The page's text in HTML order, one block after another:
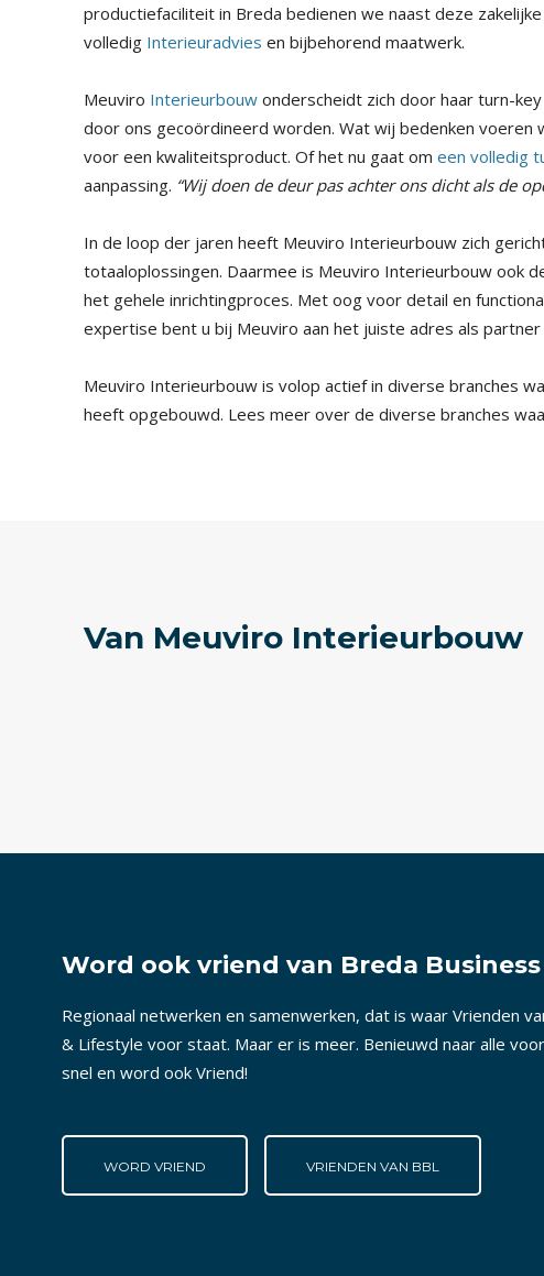
productiefaciliteit in Breda bedienen we naast deze
volledig Interieuradvies en bijbehorend maatwerk.
Meuviro Interieurbouw onderscheidt zich door haar turn-
door ons gecoördineerd worden. Wat wij bedenken voeren
voor een kwaliteitsproduct. Of het nu gaat om een volledig
aanpassing. “Wij doen de deur pas achter ons dicht als de
In de loop der jaren heeft Meuviro Interieurbouw zich
totaaloplossingen. Daarmee is Meuviro Interieurbouw ook
het gehele inrichtingproces. Met oog voor detail en
expertise bent u bij Meuviro aan het juiste adres als
Meuviro Interieurbouw is volop actief in diverse branches
heeft opgebouwd. Lees meer over de diverse branches
Van Meuviro Interieurbouw
Word ook vriend van Breda
Regionaal netwerken en samenwerken, dat is waar Vrienden
& Lifestyle voor staat. Maar er is meer. Benieuwd naar alle
snel en word ook Vriend!
WORD VRIEND VRIENDEN VAN BBL